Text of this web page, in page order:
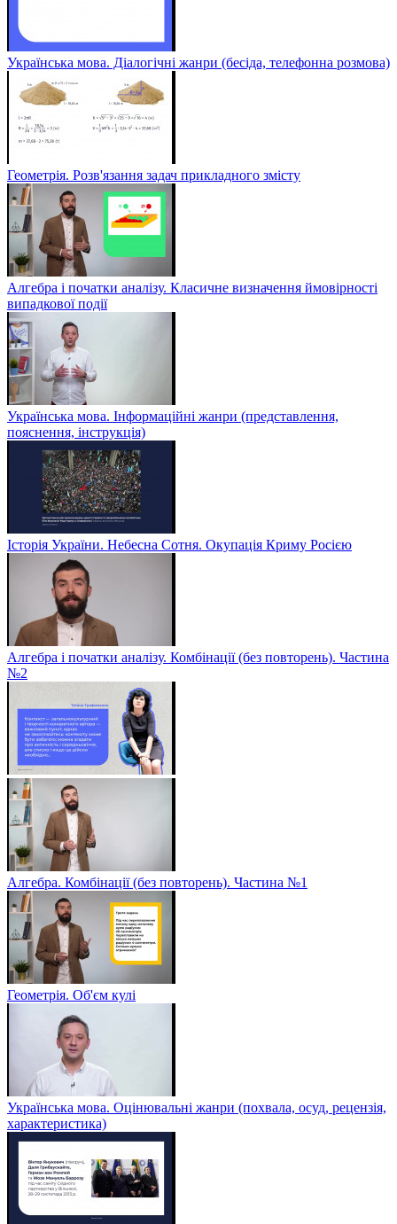
Українська мова. Діалогічні жанри (бесіда, телефонна розмова)
Геометрія. Розв'язання задач прикладного змісту
Алгебра і початки аналізу. Класичне визначення ймовірності
випадкової події
Українська мова. Інформаційні жанри (представлення,
пояснення, інструкція)
Історія України. Небесна Сотня. Окупація Криму Росією
Алгебра і початки аналізу. Комбінації (без повторень). Частина
№2
Алгебра. Комбінації (без повторень). Частина №1
Геометрія. Об'єм кулі
Українська мова. Оцінювальні жанри (похвала, осуд, рецензія,
характеристика)